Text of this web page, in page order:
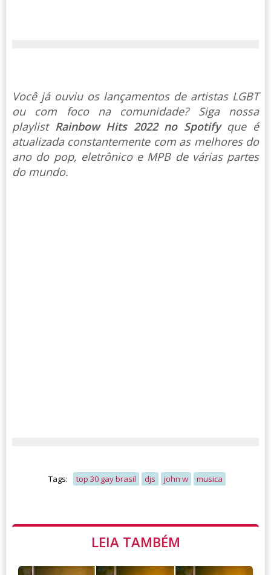
Você já ouviu os lançamentos de artistas LGBT
ou com foco na comunidade? Siga nossa
playlist Rainbow Hits 2022 no Spotify que é
atualizada constantemente com as melhores do
ano do pop, eletrônico e MPB de várias partes
do mundo.
Tags: top 30 gay brasil djs john w musica
LEIA TAMBÉM